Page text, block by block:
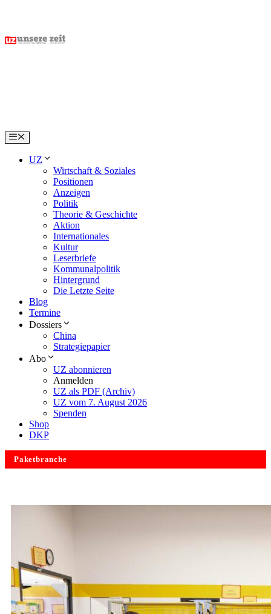
content
Menu
UZ
Wirtschaft & Soziales
Positionen
Anzeigen
Politik
Theorie & Geschichte
Aktion
Internationales
Kultur
Leserbriefe
Kommunalpolitik
Hintergrund
Die Letzte Seite
Blog
Termine
Dossiers
China
Strategiepapier
Abo
UZ abonnieren
Anmelden
UZ als PDF (Archiv)
UZ vom 7. August 2026
Spenden
Shop
DKP
Paketbranche